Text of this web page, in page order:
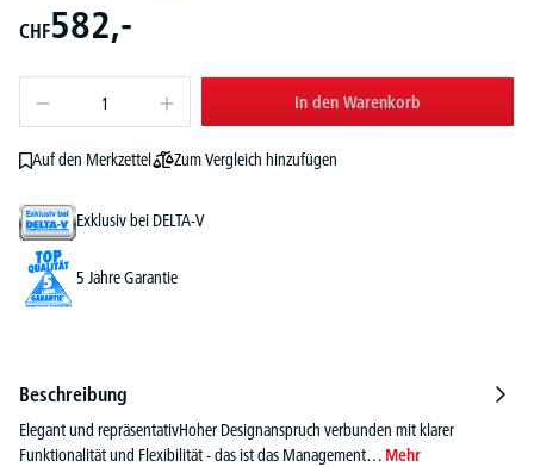
CHF582,-
In den Warenkorb
Auf den Merkzettel Zum Vergleich hinzufügen
Exklusiv bei DELTA-V
5 Jahre Garantie
Beschreibung
Elegant und repräsentativHoher Designanspruch verbunden mit klarer
Funktionalität und Flexibilität - das ist das Management… Mehr